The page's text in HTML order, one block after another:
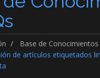
de
Base de Conocimientos
de artículos etiquetados